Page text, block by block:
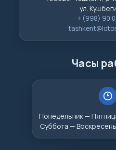
ул.
+ (998) 90
Часы
Понедельник —
Суббота —